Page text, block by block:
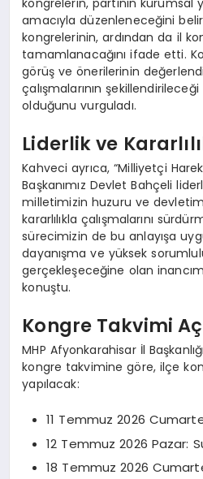
amacıyla düzenleneceğini
kongrelerinin, ardından da il
tamamlanacağını ifade etti.
görüş ve önerilerinin
çalışmalarının
olduğunu vurguladı.
Liderlik ve
Kahveci ayrıca, “Milliyetçi
Başkanımız Devlet Bahçeli
milletimizin huzuru ve
kararlılıkla çalışmalarını
sürecimizin de bu anlayışa
dayanışma ve yüksek
gerçekleşeceğine olan
konuştu.
Kongre Takvimi
MHP Afyonkarahisar İl
kongre takvimine göre, ilçe
yapılacak:
11 Temmuz 2026
12 Temmuz 2026 Pazar:
18 Temmuz 2026